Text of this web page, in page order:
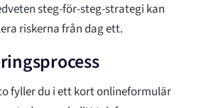
steg-för-steg-strategi kan
riskerna från dag ett.
fyller du i ett kort onlineformulär